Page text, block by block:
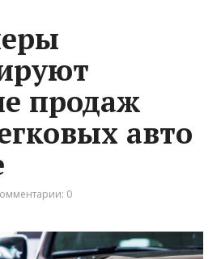
продаж
авто
0